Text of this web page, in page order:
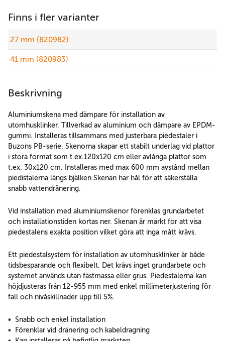
Finns i fler varianter
27 mm (820982)
41 mm (820983)
Beskrivning
Aluminiumskena med dämpare för installation av
utomhusklinker. Tillverkad av aluminium och dämpare av EPDM-
gummi. Installeras tillsammans med justerbara piedestaler i
Buzons PB-serie. Skenorna skapar ett stabilt underlag vid plattor
i stora format som t.ex.120x120 cm eller avlånga plattor som
t.ex. 30x120 cm. Installeras med max 600 mm avstånd mellan
piedistalerna längs bjälken.Skenan har hål för att säkerställa
snabb vattendränering.
Vid installation med aluminiumskenor förenklas grundarbetet
och installationstiden kortas ner. Skenan är märkt för att visa
piedestalens exakta position vilket göra att inga mått krävs.
Ett piedestalsystem för installation av utomhusklinker är både
tidsbesparande och flexibelt. Det krävs inget grundarbete och
systemet används utan fästmassa eller grus. Piedestalerna kan
höjdjusteras från 12-955 mm med enkel millimeterjustering för
fall och nivåskillnader upp till 5%.
• Snabb och enkel installation
• Förenklar vid dränering och kabeldragning